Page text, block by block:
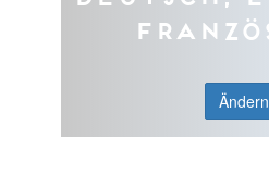
Ändern